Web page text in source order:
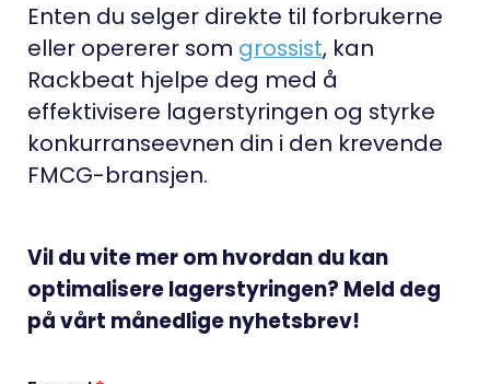
Enten du selger direkte til forbrukerne
eller opererer som grossist, kan
Rackbeat hjelpe deg med å
effektivisere lagerstyringen og styrke
konkurranseevnen din i den krevende
FMCG-bransjen.
Vil du vite mer om hvordan du kan
optimalisere lagerstyringen? Meld deg
på vårt månedlige nyhetsbrev!